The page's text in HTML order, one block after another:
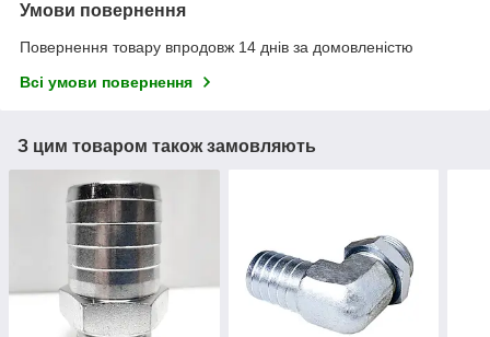
Умови повернення
Повернення товару впродовж 14 днів за домовленістю
Всі умови повернення
З цим товаром також замовляють